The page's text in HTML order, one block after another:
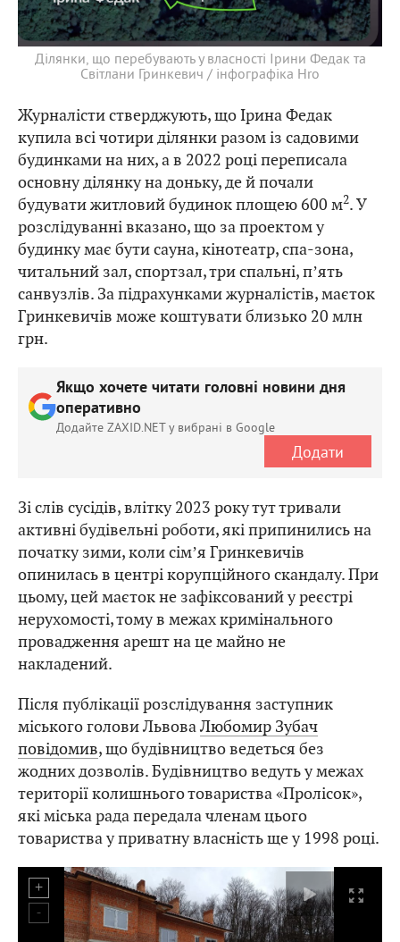
Ділянки, що перебувають у власності Ірини Федак та
Світлани Гринкевич / інфографіка Hro
Журналісти стверджують, що Ірина Федак
купила всі чотири ділянки разом із садовими
будинками на них, а в 2022 році переписала
основну ділянку на доньку, де й почали
будувати житловий будинок площею 600 м2. У
розслідуванні вказано, що за проектом у
будинку має бути сауна, кінотеатр, спа-зона,
читальний зал, спортзал, три спальні, пʼять
санвузлів. За підрахунками журналістів, маєток
Гринкевичів може коштувати близько 20 млн
грн.
Якщо хочете читати головні новини дня
оперативно
Додайте ZAXID.NET у вибрані в Google
Додати
Зі слів сусідів, влітку 2023 року тут тривали
активні будівельні роботи, які припинились на
початку зими, коли сімʼя Гринкевичів
опинилась в центрі корупційного скандалу. При
цьому, цей маєток не зафіксований у реєстрі
нерухомості, тому в межах кримінального
провадження арешт на це майно не
накладений.
Після публікації розслідування заступник
міського голови ЛьвоваЛюбомир Зубач
повідомив, що будівництво ведеться без
жодних дозволів. Будівництво ведуть у межах
території колишнього товариства «Пролісок»,
які міська рада передала членам цього
товариства у приватну власність ще у 1998 році.